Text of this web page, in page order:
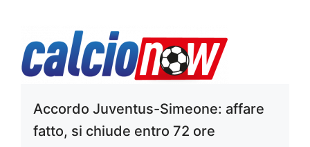
Accordo Juventus-Simeone: affare
fatto, si chiude entro 72 ore